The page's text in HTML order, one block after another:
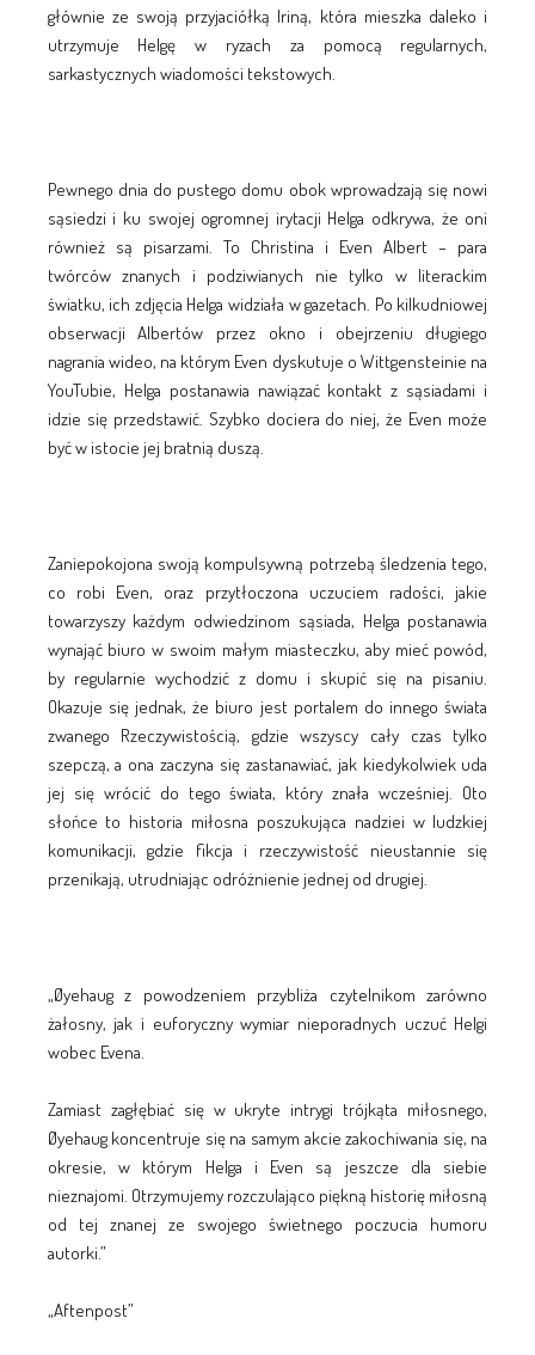
głównie ze swoją przyjaciółką Iriną, która mieszka daleko i
utrzymuje Helgę w ryzach za pomocą regularnych,
sarkastycznych wiadomości tekstowych.
Pewnego dnia do pustego domu obok wprowadzają się nowi
sąsiedzi i ku swojej ogromnej irytacji Helga odkrywa, że oni
również są pisarzami. To Christina i Even Albert – para
twórców znanych i podziwianych nie tylko w literackim
światku, ich zdjęcia Helga widziała w gazetach. Po kilkudniowej
obserwacji Albertów przez okno i obejrzeniu długiego
nagrania wideo, na którym Even dyskutuje o Wittgensteinie na
YouTubie, Helga postanawia nawiązać kontakt z sąsiadami i
idzie się przedstawić. Szybko dociera do niej, że Even może
być w istocie jej bratnią duszą.
Zaniepokojona swoją kompulsywną potrzebą śledzenia tego,
co robi Even, oraz przytłoczona uczuciem radości, jakie
towarzyszy każdym odwiedzinom sąsiada, Helga postanawia
wynająć biuro w swoim małym miasteczku, aby mieć powód,
by regularnie wychodzić z domu i skupić się na pisaniu.
Okazuje się jednak, że biuro jest portalem do innego świata
zwanego Rzeczywistością, gdzie wszyscy cały czas tylko
szepczą, a ona zaczyna się zastanawiać, jak kiedykolwiek uda
jej się wrócić do tego świata, który znała wcześniej. Oto
słońce to historia miłosna poszukująca nadziei w ludzkiej
komunikacji, gdzie fikcja i rzeczywistość nieustannie się
przenikają, utrudniając odróżnienie jednej od drugiej.
„Øyehaug z powodzeniem przybliża czytelnikom zarówno
żałosny, jak i euforyczny wymiar nieporadnych uczuć Helgi
wobec Evena.
Zamiast zagłębiać się w ukryte intrygi trójkąta miłosnego,
Øyehaug koncentruje się na samym akcie zakochiwania się, na
okresie, w którym Helga i Even są jeszcze dla siebie
nieznajomi. Otrzymujemy rozczulająco piękną historię miłosną
od tej znanej ze swojego świetnego poczucia humoru
autorki.”
„Aftenpost”